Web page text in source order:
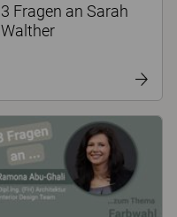
3 Fragen an Sarah
Walther